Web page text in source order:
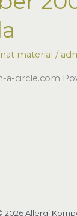
material /
a-circle.com
2026 Allergi